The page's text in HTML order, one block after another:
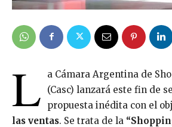
L
a Cámara Argentina de
(Casc) lanzará este fin de
propuesta inédita con el
las ventas. Se trata de la